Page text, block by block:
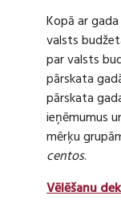
Kopā ar
valsts
par valsts
pārskata
pārskata
ieņēmumus
mērķu
centos.
Vēlēšanu